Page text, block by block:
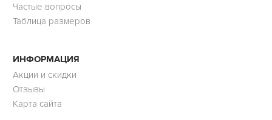
Частые вопросы
Таблица размеров
ИНФОРМАЦИЯ
Акции и скидки
Отзывы
Карта сайта